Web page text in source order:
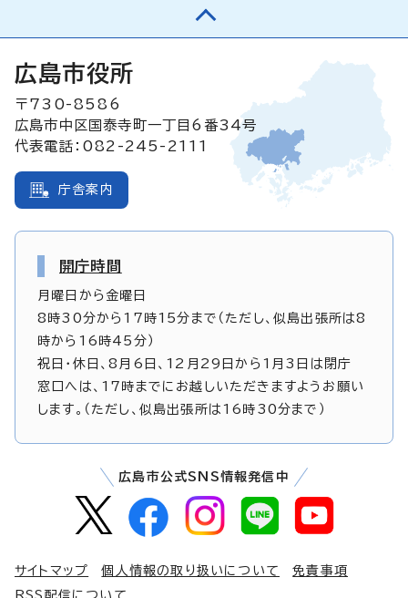
広島市役所
〒730-8586
広島市中区国泰寺町一丁目6番34号
代表電話：082-245-2111
庁舎案内
開庁時間
月曜日から金曜日
8時30分から17時15分まで（ただし、似島出張所は8
時から16時45分）
祝日・休日、8月6日、12月29日から1月3日は閉庁
窓口へは、17時までにお越しいただきますようお願い
します。（ただし、似島出張所は16時30分まで）
広島市公式SNS情報発信中
サイトマップ 個人情報の取り扱いについて
免責事項
RSS配信について